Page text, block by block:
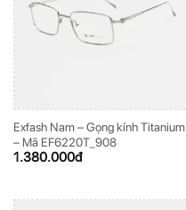
Exfash Nam – Gọng kính Titanium
– Mã EF6220T_908
1.380.000đ